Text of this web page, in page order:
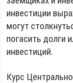
инвестиции
могут
погасить долги
инвестиций.
Курс